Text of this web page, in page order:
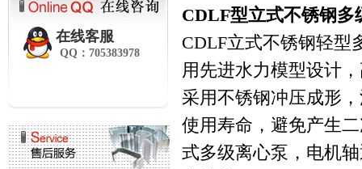
在线客服
QQ：705383978
CDLF型立式不锈钢多
CDLF立式不锈钢轻型
用先进水力模型设计
采用不锈钢冲压成形
使用寿命，避免产生
式多级离心泵，电机